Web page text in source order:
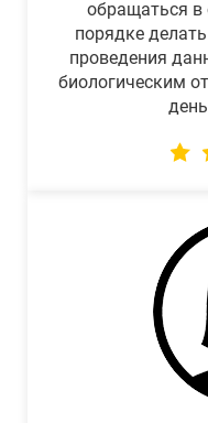
обращаться в
порядке
проведения
биологическим